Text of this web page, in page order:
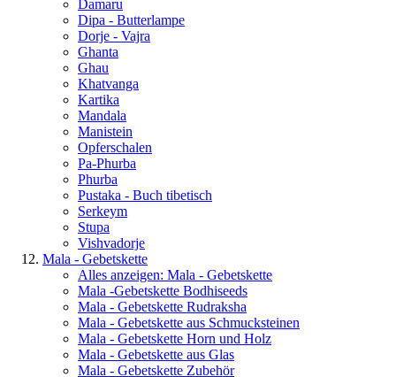
Damaru
Dipa - Butterlampe
Dorje - Vajra
Ghanta
Ghau
Khatvanga
Kartika
Mandala
Manistein
Opferschalen
Pa-Phurba
Phurba
Pustaka - Buch tibetisch
Serkeym
Stupa
Vishvadorje
Mala - Gebetskette
Alles anzeigen: Mala - Gebetskette
Mala -Gebetskette Bodhiseeds
Mala - Gebetskette Rudraksha
Mala - Gebetskette aus Schmucksteinen
Mala - Gebetskette Horn und Holz
Mala - Gebetskette aus Glas
Mala - Gebetskette Zubehör